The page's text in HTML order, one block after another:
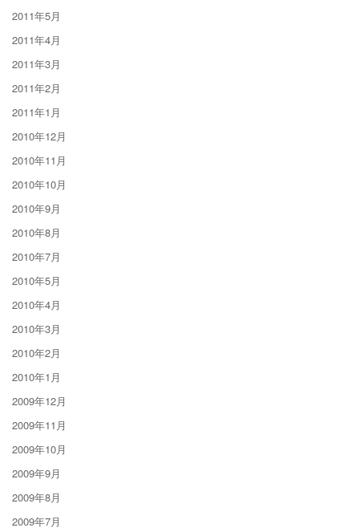
2011年5月
2011年4月
2011年3月
2011年2月
2011年1月
2010年12月
2010年11月
2010年10月
2010年9月
2010年8月
2010年7月
2010年5月
2010年4月
2010年3月
2010年2月
2010年1月
2009年12月
2009年11月
2009年10月
2009年9月
2009年8月
2009年7月